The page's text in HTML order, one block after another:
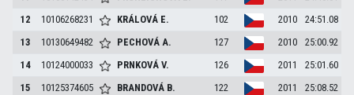
12
10106268231 KRÁLOVÁ E. 102 2010
24:51.08
13
10130649482 PECHOVÁA. 127 2010
25:00.92
14
10124000033 PRNKOVÁV. 126 2011
25:01.60
15
10125374605 BRANDOVÁ B. 122 2011
25:08.52